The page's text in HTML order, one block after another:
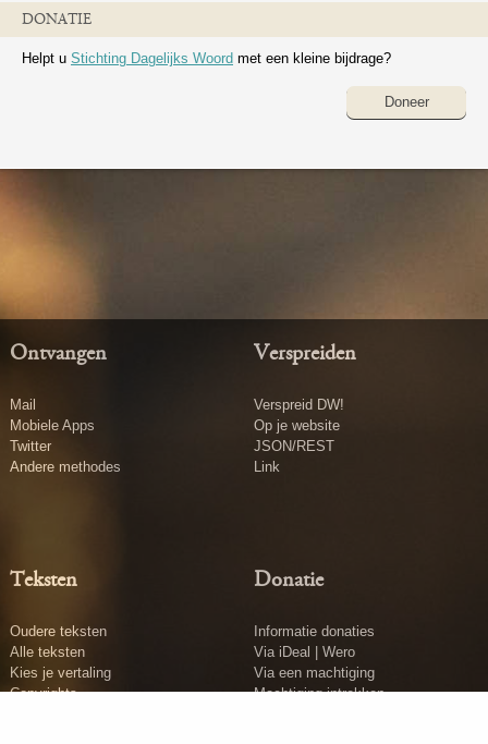
DONATIE
Helpt u Stichting Dagelijks Woord met een kleine bijdrage?
Doneer
Ontvangen
Mail
Mobiele Apps
Twitter
Andere methodes
Verspreiden
Verspreid DW!
Op je website
JSON/REST
Link
Teksten
Oudere teksten
Alle teksten
Kies je vertaling
Copyrights
Donatie
Informatie donaties
Via iDeal | Wero
Via een machtiging
Machtiging intrekken